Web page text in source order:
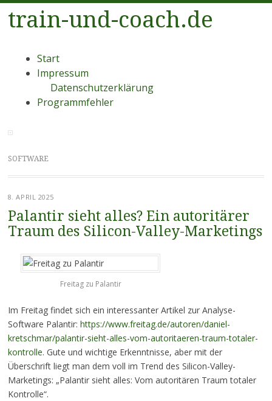
train-und-coach.de
Menü
Zum
Inhalt
Start
Impressum
Datenschutzerklärung
Programmfehler
SOFTWARE
8. APRIL 2025
Palantir sieht alles? Ein autoritärer
Traum des Silicon-Valley-Marketings
Freitag zu Palantir
Im Freitag findet sich ein interessanter Artikel zur Analyse-
Software Palantir: https://www.freitag.de/autoren/daniel-
kretschmar/palantir-sieht-alles-vom-autoritaeren-traum-totaler-
kontrolle. Gute und wichtige Erkenntnisse, aber mit der
Überschrift liegt man dem voll im Trend des Silicon-Valley-
Marketings: „Palantir sieht alles: Vom autoritären Traum totaler
Kontrolle“.